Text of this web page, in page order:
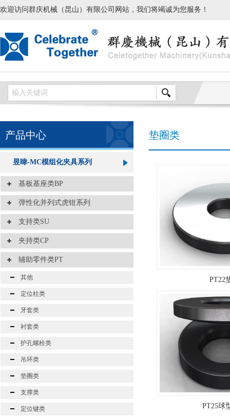
欢迎访问群庆机械（昆山）有限公司网站，我们将竭诚为您服务！
产品中心
昱暐-MC模组化夹具系列
基板基座类BP
弹性化并列式虎钳系列
支持类SU
夹持类CP
辅助零件类PT
其他
定位柱类
牙套类
衬套类
护孔螺栓类
吊环类
垫圈类
支撑类
定位键类
垫圈类
PT22
PT25球